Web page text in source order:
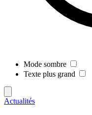
Mode sombre
Texte plus grand
Actualités